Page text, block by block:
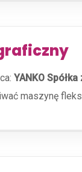
YANKO
maszynę